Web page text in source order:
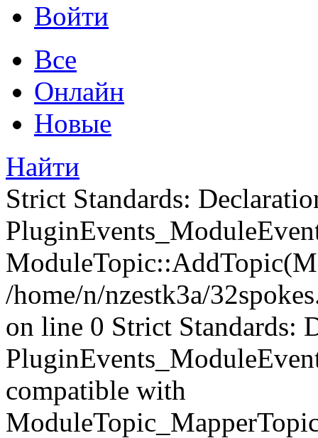
Войти
Все
Онлайн
Новые
Найти
Strict Standards:
/home/n/nzestk3a/
on line 0 Strict Standards:
compatible with